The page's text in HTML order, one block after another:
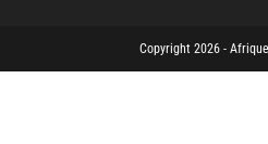
Copyright 2026 -